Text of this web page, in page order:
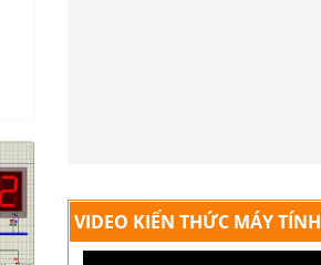
VIDEO KIẾN THỨC MÁY TÍNH